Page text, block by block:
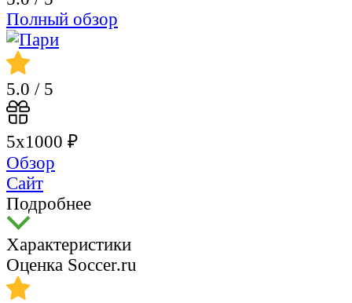
Полный обзор
5.0 / 5
5х1000 ₽
Обзор
Сайт
Подробнее
Характеристики
Оценка Soccer.ru